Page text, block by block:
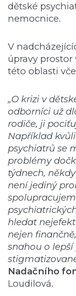
dětské
nemocnice.
V
úpravy prostor
této oblasti
„O krizi v
odborníci už
rodiče, ji
Například
psychiatrů se
problémy
týdnech,
není jediný
hledat
nejen
snahou o
Nadačního
Loudilová.